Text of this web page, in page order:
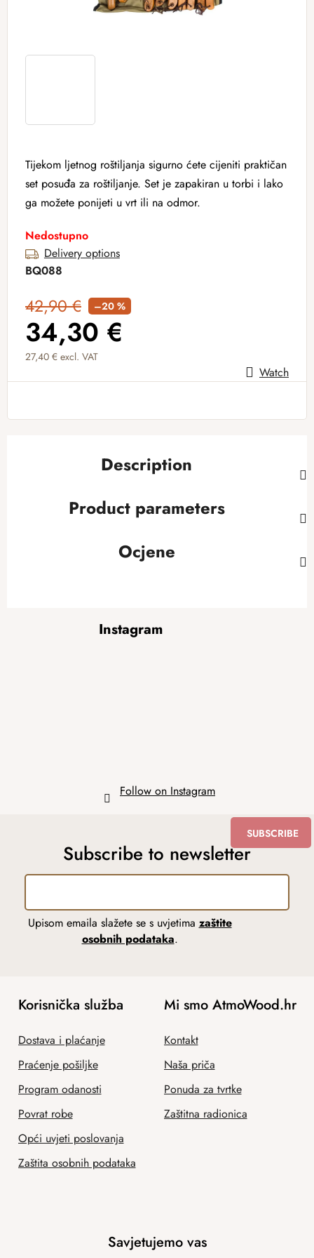
Tijekom ljetnog roštiljanja sigurno ćete cijeniti praktičan
set posuđa za roštiljanje. Set je zapakiran u torbi i lako
ga možete ponijeti u vrt ili na odmor.
Nedostupno
Delivery options
BQ088
42,90 € –20 %
34,30 €
27,40 € excl. VAT
Measure price: Watch
Description
Product parameters
Ocjene
Instagram
Follow on Instagram
Subscribe to newsletter
Upisom emaila slažete se s uvjetima zaštite
osobnih podataka.
SUBSCRIBE
Korisnička služba
Dostava i plaćanje
Praćenje pošiljke
Program odanosti
Povrat robe
Opći uvjeti poslovanja
Zaštita osobnih podataka
Mi smo AtmoWood.hr
Kontakt
Naša priča
Ponuda za tvrtke
Zaštitna radionica
Savjetujemo vas